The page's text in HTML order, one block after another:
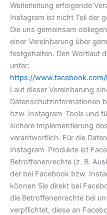
Weiterleitung erfolgende
Instagram ist nicht Teil der
Die uns gemeinsam
einer Vereinbarung über
festgehalten. Den Wortlaut
unter:
https://
Laut dieser Vereinbarung
Datenschutzinformationen
bzw. Instagram-Tools und
sichere Implementierung
verantwortlich. Für die
Instagram-Produkte ist
Betroffenenrechte (z. B.
der bei Facebook bzw.
können Sie direkt bei
die Betroffenenrechte bei
verpflichtet, diese an